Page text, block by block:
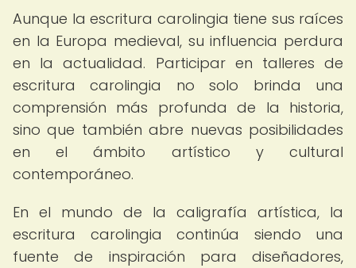
Aunque la escritura carolingia tiene sus raíces
en la Europa medieval, su influencia perdura
en la actualidad. Participar en talleres de
escritura carolingia no solo brinda una
comprensión más profunda de la historia,
sino que también abre nuevas posibilidades
en el ámbito artístico y cultural
contemporáneo.
En el mundo de la caligrafía artística, la
escritura carolingia continúa siendo una
fuente de inspiración para diseñadores,